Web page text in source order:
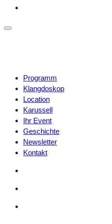
Programm
Klangdoskop
Location
Karussell
Ihr Event
Geschichte
Newsletter
Kontakt